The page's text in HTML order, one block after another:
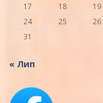
17 18 19
24
25 26
31
« Лип